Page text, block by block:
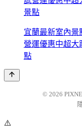
宜蘭最新室內景
營運優惠中超大
點
© 2026
⚠️